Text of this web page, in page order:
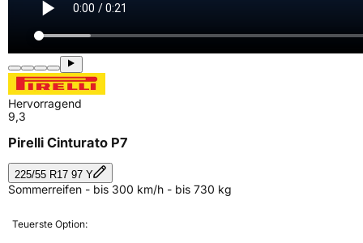
Hervorragend
9,3
Pirelli Cinturato P7
225/55 R17 97 Y
Sommerreifen - bis 300 km/h - bis 730 kg
Teuerste Option: